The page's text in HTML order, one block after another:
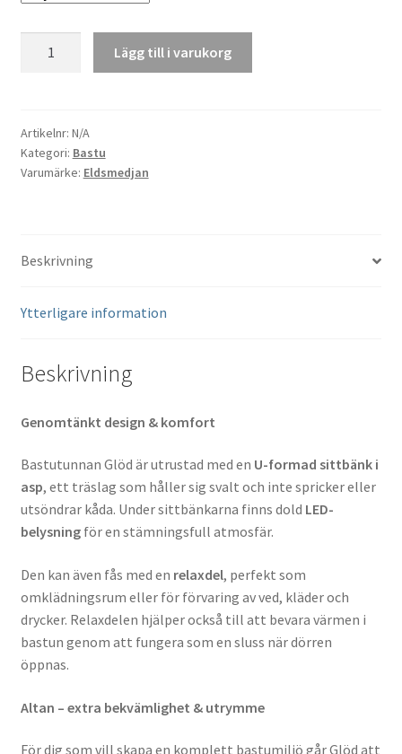
Lägg till i varukorg
Artikelnr: N/A
Kategori: Bastu
Varumärke: Eldsmedjan
Beskrivning
Ytterligare information
Beskrivning
Genomtänkt design & komfort
Bastutunnan Glöd är utrustad med en U-formad sittbänk i
asp, ett träslag som håller sig svalt och inte spricker eller
utsöndrar kåda. Under sittbänkarna finns dold LED-
belysningför en stämningsfull atmosfär.
Den kan även fås med en relaxdel, perfekt som
omklädningsrum eller för förvaring av ved, kläder och
drycker. Relaxdelen hjälper också till att bevara värmen i
bastun genom att fungera som en sluss när dörren
öppnas.
Altan – extra bekvämlighet & utrymme
För dig som vill skapa en komplett bastumiljö går Glöd att